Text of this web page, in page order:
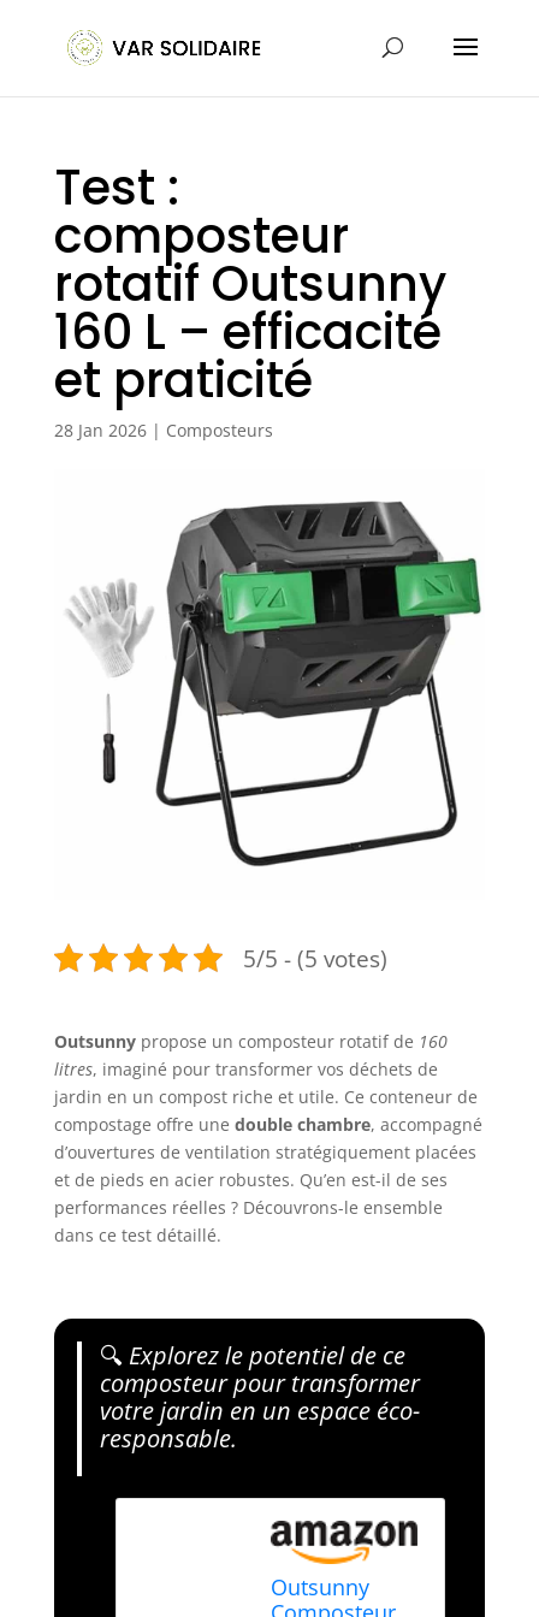
Test :
composteur
rotatif Outsunny
160 L – efficacité
et praticité
28 Jan 2026| Composteurs
5/5 - (5 votes)
Outsunnypropose un composteur rotatif de 160
litres, imaginé pour transformer vos déchets de
jardin en un compost riche et utile. Ce conteneur de
compostage offre une double chambre, accompagné
d’ouvertures de ventilation stratégiquement placées
et de pieds en acier robustes. Qu’en est-il de ses
performances réelles ? Découvrons-le ensemble
dans ce test détaillé.
🔍 Explorez le potentiel de ce
composteur pour transformer
votre jardin en un espace éco-
responsable.
Outsunny